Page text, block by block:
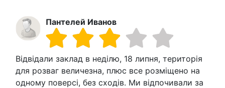
Пантелей Иванов
Відвідали заклад в неділю, 18 липня, територія
для розваг величезна, плюс все розміщено на
одному поверсі, без сходів. Ми відпочивали за